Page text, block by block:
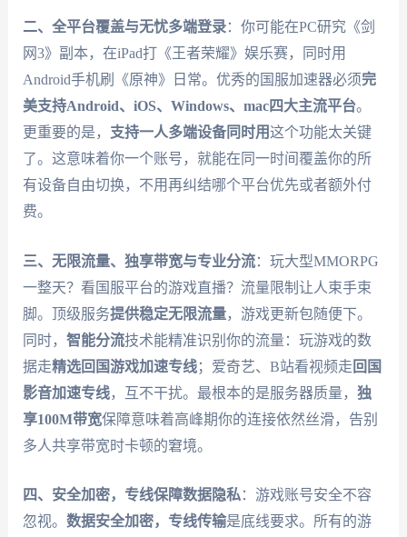
二、全平台覆盖与无忧多端登录：你可能在PC研究《剑
网3》副本，在iPad打《王者荣耀》娱乐赛，同时用
Android手机刷《原神》日常。优秀的国服加速器必须完
美支持Android、iOS、Windows、mac四大主流平台。
更重要的是， 支持一人多端设备同时用这个功能太关键
了。这意味着你一个账号，就能在同一时间覆盖你的所
有设备自由切换，不用再纠结哪个平台优先或者额外付
费。
三、无限流量、独享带宽与专业分流：玩大型MMORPG
一整天？看国服平台的游戏直播？流量限制让人束手束
脚。顶级服务提供稳定无限流量，游戏更新包随便下。
同时， 智能分流技术能精准识别你的流量：玩游戏的数
据走精选回国游戏加速专线；爱奇艺、B站看视频走 回国
影音加速专线，互不干扰。最根本的是服务器质量， 独
享100M带宽保障意味着高峰期你的连接依然丝滑，告别
多人共享带宽时卡顿的窘境。
四、安全加密，专线保障数据隐私：游戏账号安全不容
忽视。 数据安全加密，专线传输是底线要求。所有的游